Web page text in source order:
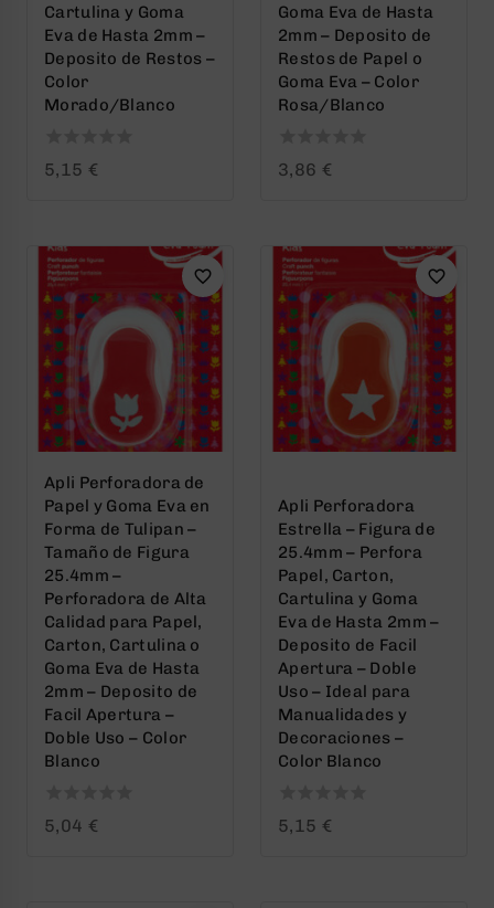
Cartulina y Goma
Eva de Hasta 2mm –
Deposito de Restos –
Color
Morado/Blanco
0
5,15 €
Goma Eva de Hasta
2mm – Deposito de
Restos de Papel o
Goma Eva – Color
Rosa/Blanco
0
3,86 €
Apli Perforadora de
Papel y Goma Eva en
Forma de Tulipan –
Tamaño de Figura
25.4mm –
Perforadora de Alta
Calidad para Papel,
Carton, Cartulina o
Goma Eva de Hasta
2mm – Deposito de
Facil Apertura –
Doble Uso – Color
Blanco
0
5,04 €
Apli Perforadora
Estrella – Figura de
25.4mm – Perfora
Papel, Carton,
Cartulina y Goma
Eva de Hasta 2mm –
Deposito de Facil
Apertura – Doble
Uso – Ideal para
Manualidades y
Decoraciones –
Color Blanco
0
5,15 €